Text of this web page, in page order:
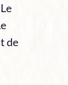
de